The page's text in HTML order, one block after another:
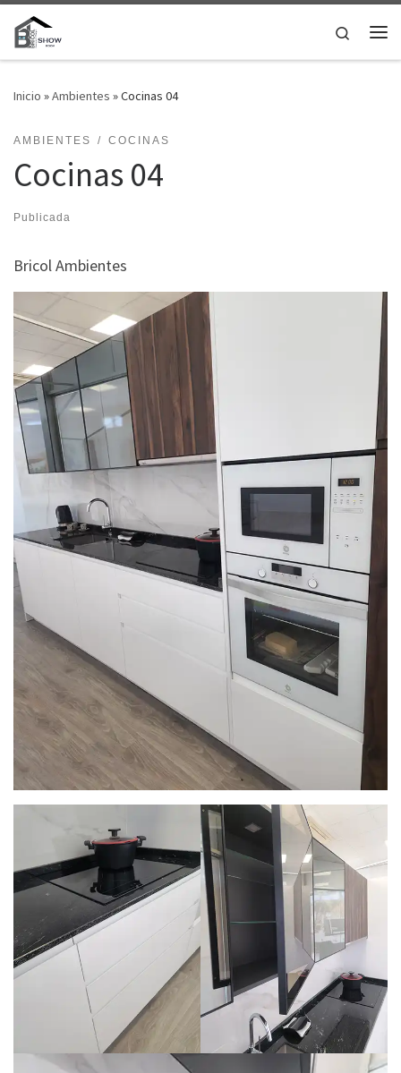
Saltar al contenido
Search
Inicio »Ambientes »Cocinas 04
AMBIENTES COCINAS
Cocinas 04
Publicada
Bricol Ambientes